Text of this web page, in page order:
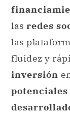
las redes
las
fluidez y
inversión